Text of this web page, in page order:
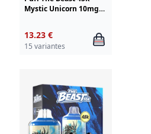
Mystic Unicorn 10mg
13.23 €
15 variantes